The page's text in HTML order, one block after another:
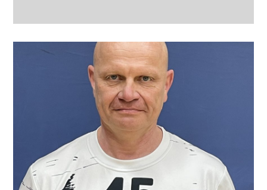
Position
RL, RR
Jahrgang
Körpergröße